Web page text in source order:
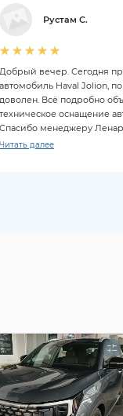
Рустам С.
Добрый вечер. Сегодня
автомобиль Haval Jolion,
доволен. Всё подробно
техническое оснащение
Спасибо менеджеру
Читать далее